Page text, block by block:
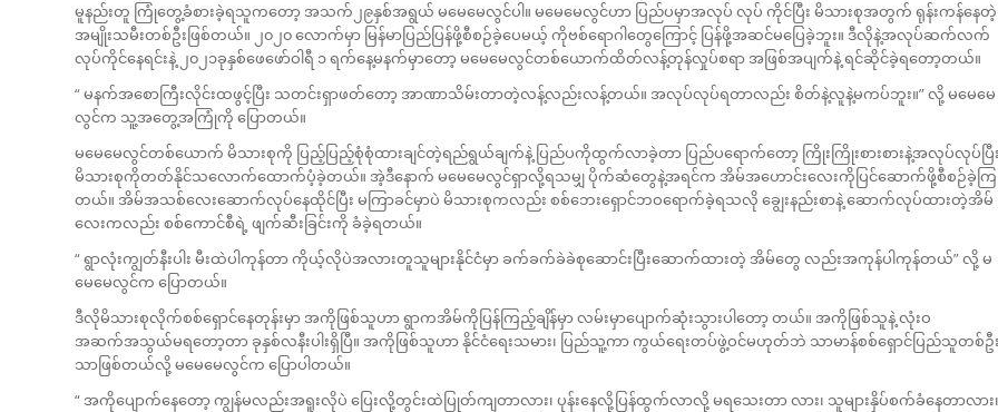
မူနည်းတူ ကြုံတွေ့ခံစားခဲ့ရသူကတော့ အသက်၂၉နှစ်အရွယ် မမေမေလွင်ပါ။ မမေမေလွင်ဟာ ပြည်ပမှာအလုပ် လုပ် ကိုင်ပြီး မိသားစုအတွက် ရုန်းကန်နေတဲ့
အမျိုးသမီးတစ်ဦးဖြစ်တယ်။ ၂၀၂၀ လောက်မှာ မြန်မာပြည်ပြန်ဖို့စီစဉ်ခဲ့ပေမယ့် ကိုဗစ်ရောဂါတွေကြောင့် ပြန်ဖို့အဆင်မပြေခဲ့ဘူး။ ဒီလိုနဲ့အလုပ်ဆက်လက်
လုပ်ကိုင်နေရင်းနဲ့ ၂၀၂၁ခုနှစ်ဖေဖော်ဝါရီ ၁ ရက်နေ့မနက်မှာတော့ မမေမေလွင်တစ်ယောက်ထိတ်လန့်တုန်လှုပ်စရာ အဖြစ်အပျက်နဲ့ ရင်ဆိုင်ခဲ့ရတော့တယ်။
“ မနက်အစောကြီးလိုင်းထဖွင့်ပြီး သတင်းရှာဖတ်တော့ အာဏာသိမ်းတာတဲ့လန့်လည်းလန့်တယ်။ အလုပ်လုပ်ရတာလည်း စိတ်နဲ့လူနဲ့မကပ်ဘူး။” လို့ မမေမေ
လွင်က သူ့အတွေ့အကြုံကို ပြောတယ်။
မမေမေလွင်တစ်ယောက် မိသားစုကို ပြည့်ပြည့်စုံစုံထားချင်တဲ့ရည်ရွယ်ချက်နဲ့ ပြည်ပကိုထွက်လာခဲ့တာ ပြည်ပရောက်တော့ ကြိုးကြိုးစားစားနဲ့အလုပ်လုပ်ပြီ
မိသားစုကိုတတ်နိုင်သလောက်ထောက်ပံ့ခဲ့တယ်။ အဲ့ဒီနောက် မမေမေလွင်ရှာလို့ရသမျှ ပိုက်ဆံတွေနဲ့အရင်က အိမ်အဟောင်းလေးကိုပြင်ဆောက်ဖို့စီစဉ်ခဲ့ကြ
တယ်။ အိမ်အသစ်လေးဆောက်လုပ်နေထိုင်ပြီး မကြာခင်မှာပဲ မိသားစုကလည်း စစ်ဘေးရှောင်ဘဝရောက်ခဲ့ရသလို ချွေးနည်းစာနဲ့ ဆောက်လုပ်ထားတဲ့အိမ်
လေးကလည်း စစ်ကောင်စီရဲ့ ဖျက်ဆီးခြင်းကို ခံခဲ့ရတယ်။
“ ရွာလုံးကျွတ်နီးပါး မီးထဲပါကုန်တာ ကိုယ့်လိုပဲအလားတူသူများနိုင်ငံမှာ ခက်ခက်ခဲခဲစုဆောင်းပြီးဆောက်ထားတဲ့ အိမ်တွေ လည်းအကုန်ပါကုန်တယ်” လို့ မ
မေမေလွင်က ပြောတယ်။
ဒီလိုမိသားစုလိုက်စစ်ရှောင်နေတုန်းမှာ အကိုဖြစ်သူဟာ ရွာကအိမ်ကိုပြန်ကြည့်ချိန်မှာ လမ်းမှာပျောက်ဆုံးသွားပါတော့ တယ်။ အကိုဖြစ်သူနဲ့ လုံးဝ
အဆက်အသွယ်မရတော့တာ ခုနှစ်လနီးပါးရှိပြီ။ အကိုဖြစ်သူဟာ နိုင်ငံရေးသမား၊ ပြည်သူ့ကာ ကွယ်ရေးတပ်ဖွဲ့ဝင်မဟုတ်ဘဲ သာမာန်စစ်ရှောင်ပြည်သူတစ်ဦ
သာဖြစ်တယ်လို့ မမေမေလွင်က ပြောပါတယ်။
“ အကိုပျောက်နေတော့ ကျွန်မလည်းအရူးလိုပဲ ပြေးလို့တွင်းထဲပြုတ်ကျတာလား၊ ပုန်းနေလို့ပြန်ထွက်လာလို့ မရသေးတာ လား၊ သူများနှိပ်စက်ခံနေတာလား၊